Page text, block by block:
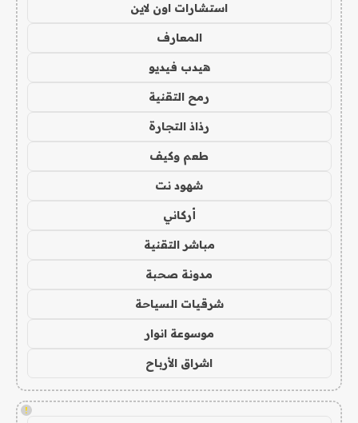
استشارات اون لاين
المعارف
هيدب فيديو
رمح التقنية
رذاذ التجارة
طعم وكيف
شهود نت
أركاني
مباشر التقنية
مدونة صحبة
شرقيات السياحة
موسوعة انوار
اشراق الأرباح
!